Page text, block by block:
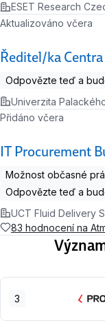
ESET Research
Ředitel/ka
Aktualizováno včera
Odpovězte teď a
Univerzita
IT Procurement
Přidáno včera
Možnost občasné
Odpovězte teď a
UCT Fluid Delivery
83 hodnocení na
3